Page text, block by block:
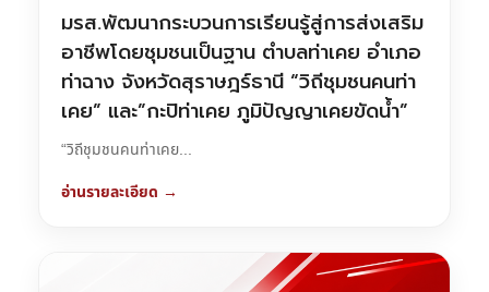
มรส.พัฒนากระบวนการเรียนรู้สู่การส่งเสริม
อาชีพโดยชุมชนเป็นฐาน ตำบลท่าเคย อำเภอ
ท่าฉาง จังหวัดสุราษฎร์ธานี “วิถีชุมชนคนท่า
เคย” และ”กะปิท่าเคย ภูมิปัญญาเคยขัดน้ำ”
“วิถีชุมชนคนท่าเคย...
อ่านรายละเอียด →